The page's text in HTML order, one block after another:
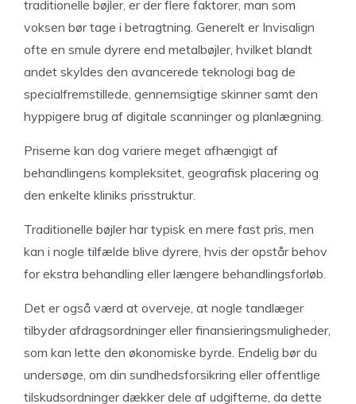
traditionelle bøjler, er der flere faktorer, man som
voksen bør tage i betragtning. Generelt er Invisalign
ofte en smule dyrere end metalbøjler, hvilket blandt
andet skyldes den avancerede teknologi bag de
specialfremstillede, gennemsigtige skinner samt den
hyppigere brug af digitale scanninger og planlægning.
Priserne kan dog variere meget afhængigt af
behandlingens kompleksitet, geografisk placering og
den enkelte kliniks prisstruktur.
Traditionelle bøjler har typisk en mere fast pris, men
kan i nogle tilfælde blive dyrere, hvis der opstår behov
for ekstra behandling eller længere behandlingsforløb.
Det er også værd at overveje, at nogle tandlæger
tilbyder afdragsordninger eller finansieringsmuligheder,
som kan lette den økonomiske byrde. Endelig bør du
undersøge, om din sundhedsforsikring eller offentlige
tilskudsordninger dækker dele af udgifterne, da dette